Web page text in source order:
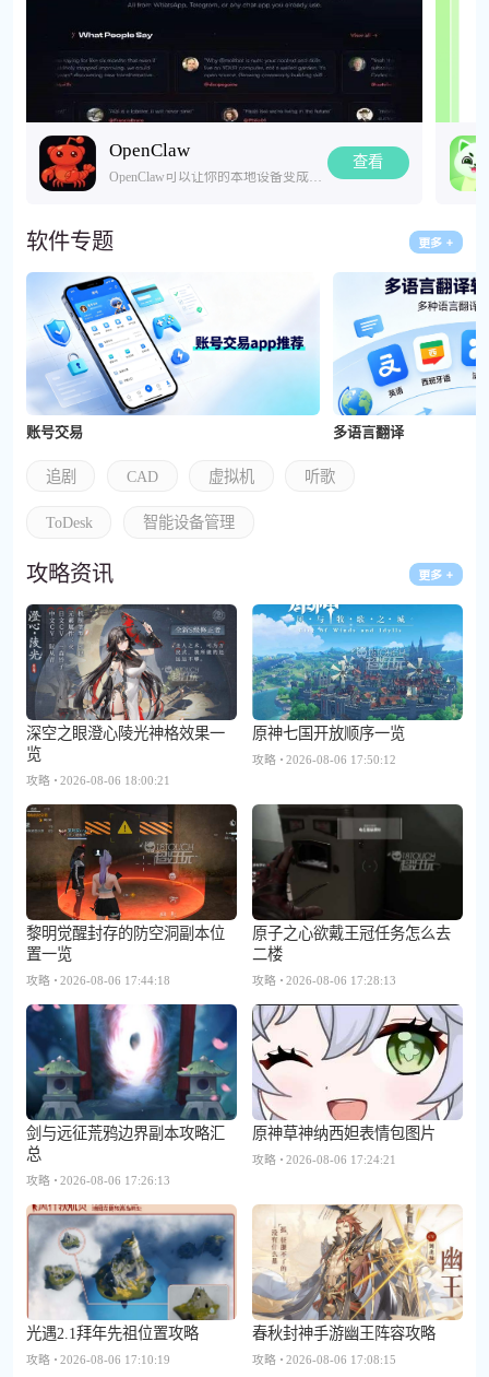
OpenClaw
OpenClaw可以让你的本地设备变成自动化智能工具，常被用户称之为AI龙虾。软件联动电脑本地开源服务运行，能自动梳理堆积邮件、整理各类零散信息，日常办公里繁杂的信息整理工作都能交给它处理，本地部署运行稳定，操作流程简单，适合需要高效处理电脑端信息的人群使用。
查看
软件专题
账号交易 多语言翻译
追剧 CAD 虚拟机 听歌
ToDesk 智能设备管理
攻略资讯
深空之眼澄心陵光神格效果一
览
攻略 2026-08-06 18:00:21
原神七国开放顺序一览
攻略 2026-08-06 17:50:12
黎明觉醒封存的防空洞副本位
置一览
攻略 2026-08-06 17:44:18
原子之心欲戴王冠任务怎么去
二楼
攻略 2026-08-06 17:28:13
剑与远征荒鸦边界副本攻略汇
总
攻略 2026-08-06 17:26:13
原神草神纳西妲表情包图片
攻略 2026-08-06 17:24:21
光遇2.1拜年先祖位置攻略
攻略 2026-08-06 17:10:19
春秋封神手游幽王阵容攻略
攻略 2026-08-06 17:08:15